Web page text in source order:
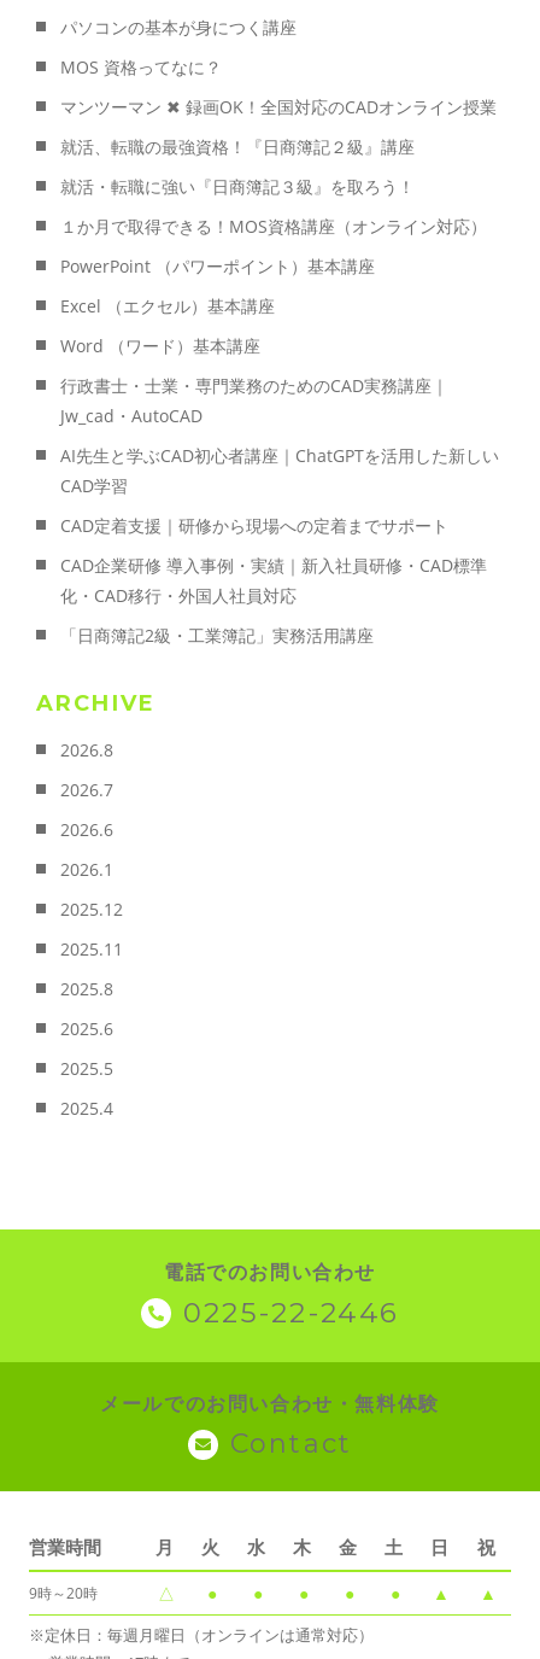
パソコンの基本が身につく講座
MOS 資格ってなに？
マンツーマン ✖ 録画OK！全国対応のCADオンライン授業
就活、転職の最強資格！『日商簿記２級』講座
就活・転職に強い『日商簿記３級』を取ろう！
１か月で取得できる！MOS資格講座（オンライン対応）
PowerPoint （パワーポイント）基本講座
Excel （エクセル）基本講座
Word （ワード）基本講座
行政書士・士業・専門業務のためのCAD実務講座｜
Jw_cad・AutoCAD
AI先生と学ぶCAD初心者講座｜ChatGPTを活用した新しい
CAD学習
CAD定着支援｜研修から現場への定着までサポート
CAD企業研修 導入事例・実績｜新入社員研修・CAD標準
化・CAD移行・外国人社員対応
「日商簿記2級・工業簿記」実務活用講座
ARCHIVE
2026.8
2026.7
2026.6
2026.1
2025.12
2025.11
2025.8
2025.6
2025.5
2025.4
電話でのお問い合わせ
0225-22-2446
メールでのお問い合わせ・無料体験
Contact
営業時間 月 火 水 木 金 土 日 祝
9時～20時 △ ● ● ● ● ● ▲ ▲
※定休日：毎週月曜日（オンラインは通常対応）